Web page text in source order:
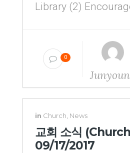
Library (2)
0
in Church News
교회 소식
09/17/2017